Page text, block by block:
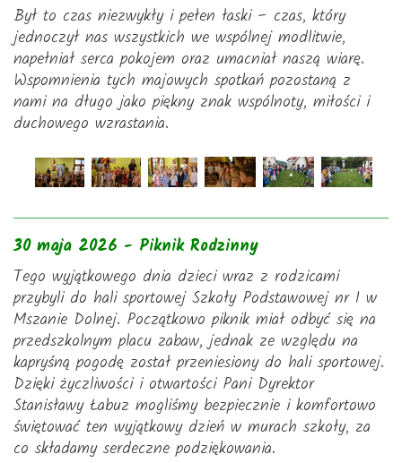
Był to czas niezwykły i pełen łaski – czas, który
jednoczył nas wszystkich we wspólnej modlitwie,
napełniał serca pokojem oraz umacniał naszą wiarę.
Wspomnienia tych majowych spotkań pozostaną z
nami na długo jako piękny znak wspólnoty, miłości i
duchowego wzrastania.
30 maja 2026 - Piknik Rodzinny
Tego wyjątkowego dnia dzieci wraz z rodzicami
przybyli do hali sportowej Szkoły Podstawowej nr 1 w
Mszanie Dolnej. Początkowo piknik miał odbyć się na
przedszkolnym placu zabaw, jednak ze względu na
kapryśną pogodę został przeniesiony do hali sportowej.
Dzięki życzliwości i otwartości Pani Dyrektor
Stanisławy Łabuz mogliśmy bezpiecznie i komfortowo
świętować ten wyjątkowy dzień w murach szkoły, za
co składamy serdeczne podziękowania.